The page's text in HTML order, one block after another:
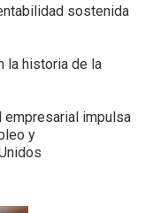
sostenida
la historia de la
impulsa
y